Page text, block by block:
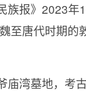
族报》2023年
至唐代时期的
庙湾墓地，考